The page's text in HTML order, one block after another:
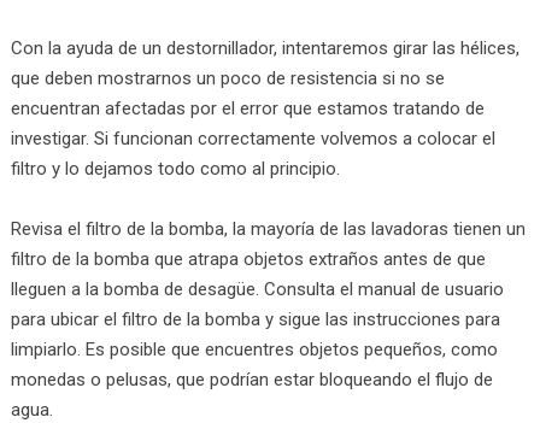
Con la ayuda de un destornillador, intentaremos girar las hélices,
que deben mostrarnos un poco de resistencia si no se
encuentran afectadas por el error que estamos tratando de
investigar. Si funcionan correctamente volvemos a colocar el
filtro y lo dejamos todo como al principio.
Revisa el filtro de la bomba, la mayoría de las lavadoras tienen un
filtro de la bomba que atrapa objetos extraños antes de que
lleguen a la bomba de desagüe. Consulta el manual de usuario
para ubicar el filtro de la bomba y sigue las instrucciones para
limpiarlo. Es posible que encuentres objetos pequeños, como
monedas o pelusas, que podrían estar bloqueando el flujo de
agua.